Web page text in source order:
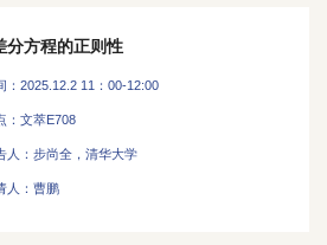
分方程的正则性
：2025.12.2 11：00-12:00
：文萃E708
人：步尚全，清华大学
人：曹鹏